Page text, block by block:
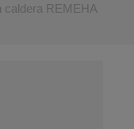
caldera REMEHA